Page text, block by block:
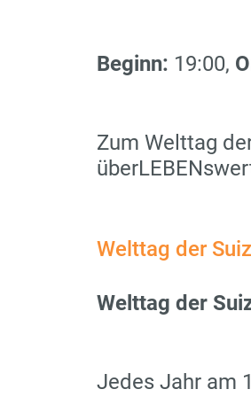
Beginn: 19:00,
Zum Welttag
Welttag der
Welttag der
Jedes Jahr am